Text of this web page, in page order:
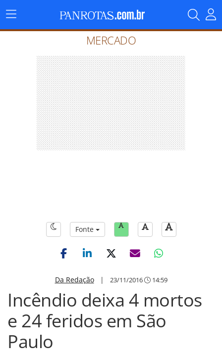
Menu
Principal
MERCADO
Fonte
Da Redação| 23/11/2016 14:59
Incêndio deixa 4 mortos
e 24 feridos em São
Paulo